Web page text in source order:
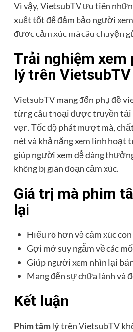
Vì vậy, VietsubTV ưu tiên
xuất tốt để đảm bảo người
được cảm xúc mà câu chuyện
Trải nghiệm xem
lý trên VietsubTV
VietsubTV mang đến phụ đề
từng câu thoại được truyền tải
vẹn. Tốc độ phát mượt mà,
nét và khả năng xem linh hoạt
giúp người xem dễ dàng
không bị gián đoạn cảm xúc.
Giá trị mà phim
lại
Hiểu rõ hơn về cảm xúc
Gợi mở suy ngẫm về các
Giúp người xem nhìn lại
Mang đến sự chữa lành và
Kết luận
Phim tâm lýtrên VietsubTV